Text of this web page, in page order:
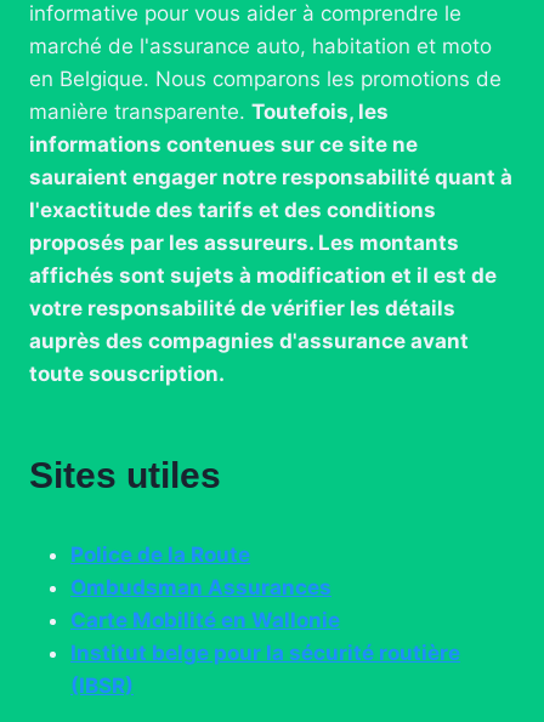
informative pour vous aider à comprendre le
marché de l'assurance auto, habitation et moto
en Belgique. Nous comparons les promotions de
manière transparente. Toutefois, les
informations contenues sur ce site ne
sauraient engager notre responsabilité quant à
l'exactitude des tarifs et des conditions
proposés par les assureurs. Les montants
affichés sont sujets à modification et il est de
votre responsabilité de vérifier les détails
auprès des compagnies d'assurance avant
toute souscription.
Sites utiles
Police de la Route
Ombudsman Assurances
Carte Mobilité en Wallonie
Institut belge pour la sécurité routière
(IBSR)